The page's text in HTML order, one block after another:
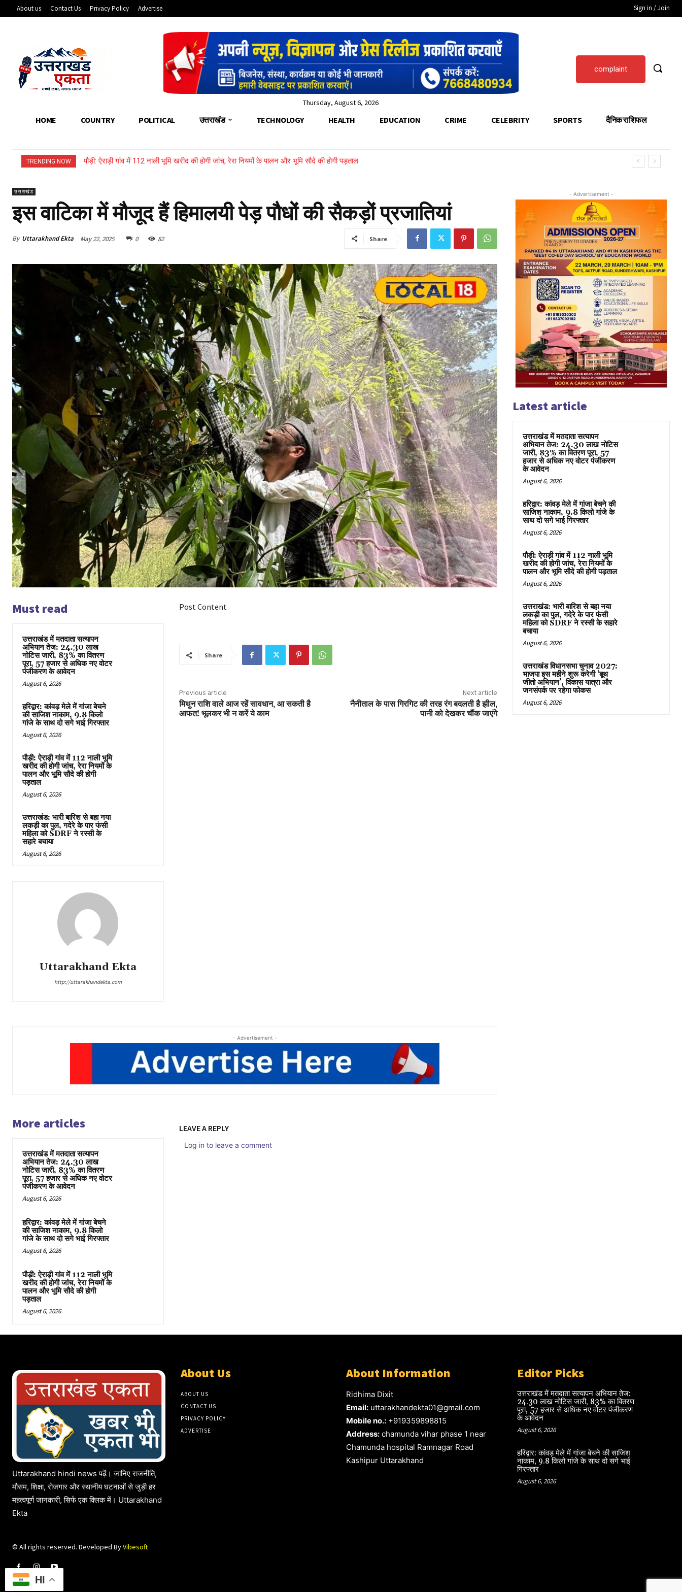
About us Contact Us Privacy Policy Advertise Sign in / Join
Thursday, August 6, 2026
complaint
HOME COUNTRY POLITICAL उत्तराखंड TECHNOLOGY HEALTH EDUCATION CRIME CELEBRITY SPORTS दैनिक राशिफल
TRENDING NOW पौड़ी: ऐराड़ी गांव में 112 नाली भूमि खरीद की होगी जांच, रेरा नियमों के पालन और भूमि सौदे की होगी पड़ताल
उत्तराखंड: भारी बारिश से बहा नया लकड़ी का पुल, गदेरे के पार फंसी महिला को SDRF ने रस्सी के सहारे बचाया
उत्तराखंड
इस वाटिका में मौजूद हैं हिमालयी पेड़ पौधों की सैकड़ों प्रजातियां
By Uttarakhand Ekta May 22, 2025 0 82 Share
Must read
उत्तराखंड में मतदाता सत्यापन
अभियान तेज: 24.30 लाख
नोटिस जारी, 83% का वितरण
पूरा, 57 हजार से अधिक नए वोटर
पंजीकरण के आवेदन
August 6, 2026
हरिद्वार: कांवड़ मेले में गांजा बेचने
की साजिश नाकाम, 9.8 किलो
गांजे के साथ दो सगे भाई गिरफ्तार
August 6, 2026
पौड़ी: ऐराड़ी गांव में 112 नाली भूमि
खरीद की होगी जांच, रेरा नियमों के
पालन और भूमि सौदे की होगी
पड़ताल
August 6, 2026
उत्तराखंड: भारी बारिश से बहा नया
लकड़ी का पुल, गदेरे के पार फंसी
महिला को SDRF ने रस्सी के
सहारे बचाया
August 6, 2026
Uttarakhand Ekta
http://uttarakhandekta.com
Post Content
Share
Previous article
मिथुन राशि वाले आज रहें सावधान, आ सकती है
आफत! भूलकर भी न करें ये काम
Next article
नैनीताल के पास गिरगिट की तरह रंग बदलती है झील,
पानी को देखकर चौंक जाएंगे
- Advertisement -
More articles
उत्तराखंड में मतदाता सत्यापन
अभियान तेज: 24.30 लाख
नोटिस जारी, 83% का वितरण
पूरा, 57 हजार से अधिक नए वोटर
पंजीकरण के आवेदन
August 6, 2026
हरिद्वार: कांवड़ मेले में गांजा बेचने
की साजिश नाकाम, 9.8 किलो
गांजे के साथ दो सगे भाई गिरफ्तार
August 6, 2026
पौड़ी: ऐराड़ी गांव में 112 नाली भूमि
खरीद की होगी जांच, रेरा नियमों के
पालन और भूमि सौदे की होगी
पड़ताल
August 6, 2026
LEAVE A REPLY
Log in to leave a comment
- Advertisement -
Latest article
उत्तराखंड में मतदाता सत्यापन
अभियान तेज: 24.30 लाख नोटिस
जारी, 83% का वितरण पूरा, 57
हजार से अधिक नए वोटर पंजीकरण
के आवेदन
August 6, 2026
हरिद्वार: कांवड़ मेले में गांजा बेचने की
साजिश नाकाम, 9.8 किलो गांजे के
साथ दो सगे भाई गिरफ्तार
August 6, 2026
पौड़ी: ऐराड़ी गांव में 112 नाली भूमि
खरीद की होगी जांच, रेरा नियमों के
पालन और भूमि सौदे की होगी पड़ताल
August 6, 2026
उत्तराखंड: भारी बारिश से बहा नया
लकड़ी का पुल, गदेरे के पार फंसी
महिला को SDRF ने रस्सी के सहारे
बचाया
August 6, 2026
उत्तराखंड विधानसभा चुनाव 2027:
भाजपा इस महीने शुरू करेगी ‘बूथ
जीतो अभियान’, विकास यात्रा और
जनसंपर्क पर रहेगा फोकस
August 6, 2026
Uttarakhand hindi news पढ़ें। जानिए राजनीति,
मौसम, शिक्षा, रोजगार और स्थानीय घटनाओं से जुड़ी हर
महत्वपूर्ण जानकारी, सिर्फ एक क्लिक में। Uttarakhand
Ekta
© All rights reserved. Developed ByVibesoft
About Us
ABOUT US
CONTACT US
PRIVACY POLICY
ADVERTISE
About Information
Ridhima Dixit
Email: uttarakhandekta01@gmail.com
Mobile no.: +919359898815
Address: chamunda vihar phase 1 near
Chamunda hospital Ramnagar Road
Kashipur Uttarakhand
Editor Picks
उत्तराखंड में मतदाता सत्यापन अभियान तेज:
24.30 लाख नोटिस जारी, 83% का वितरण
पूरा, 57 हजार से अधिक नए वोटर पंजीकरण
के आवेदन
August 6, 2026
हरिद्वार: कांवड़ मेले में गांजा बेचने की साजिश
नाकाम, 9.8 किलो गांजे के साथ दो सगे भाई
गिरफ्तार
August 6, 2026
HI